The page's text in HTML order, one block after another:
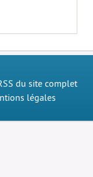
du site complet
légales